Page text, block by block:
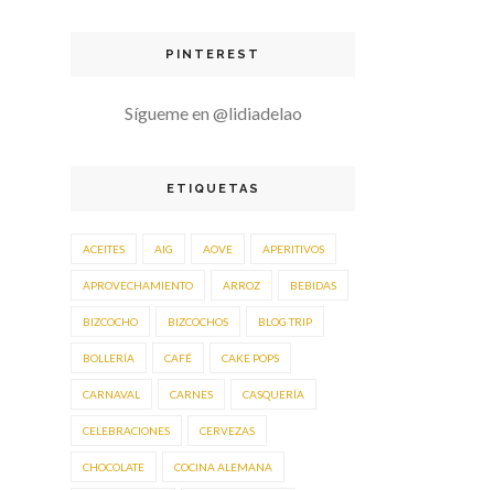
PINTEREST
Sígueme en @lidiadelao
ETIQUETAS
ACEITES AIG AOVE APERITIVOS
APROVECHAMIENTO ARROZ BEBIDAS
BIZCOCHO BIZCOCHOS BLOG TRIP
BOLLERÍA CAFÉ CAKE POPS
CARNAVAL CARNES CASQUERÍA
CELEBRACIONES CERVEZAS
CHOCOLATE COCINA ALEMANA